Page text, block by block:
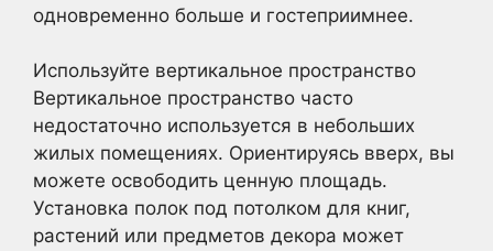
одновременно больше и гостеприимнее.
Используйте вертикальное пространство
Вертикальное пространство часто
недостаточно используется в небольших
жилых помещениях. Ориентируясь вверх, вы
можете освободить ценную площадь.
Установка полок под потолком для книг,
растений или предметов декора может